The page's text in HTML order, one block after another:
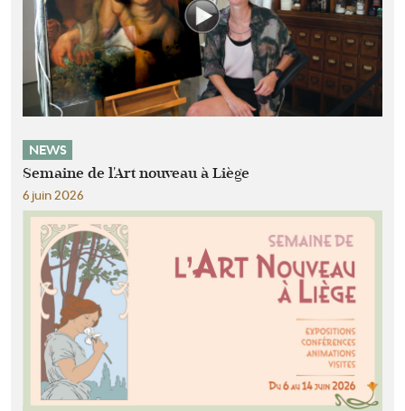
NEWS
Semaine de l'Art nouveau à Liège
6 juin 2026